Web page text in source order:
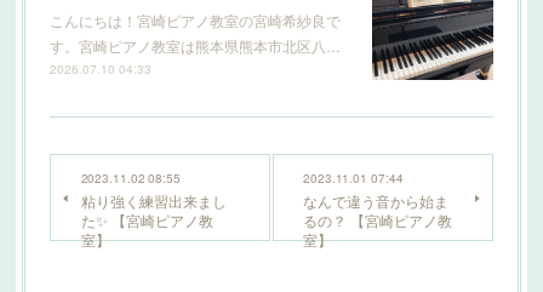
こんにちは！宮崎ピアノ教室の宮崎希紗良で
す。宮崎ピアノ教室は熊本県熊本市北区八…
2026.07.10 04:33
2023.11.02 08:55
粘り強く練習出来まし
た✨️ 【宮崎ピアノ教
室】
2023.11.01 07:44
なんで違う音から始ま
るの？ 【宮崎ピアノ教
室】